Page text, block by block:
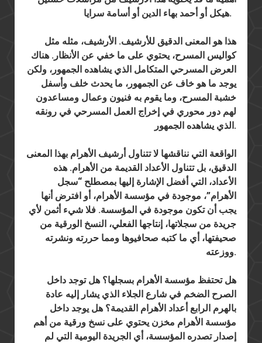
هيكل أو أحمد بهاء الدين أو أسامة سرايا.
هذا هو المعنى الدقيق للأرشيف. الأرشيف، مثله مثل
كواليس المسرح، يحتوي على ما خفي عن الأنظار. هناك
العرض المسرحي المتكامل الذي يشاهده الجمهور، ولكن
يوجد ما هو خاف عن الجمهور، ما يحدث خلف وأسفل
خشبة المسرح، وما يقوم به فنيون وعمال ومساعدون
لهم دور محوري في إخراج العمل المسرحي في رونقه
الذي يشاهده الجمهور.
الواقعة التي نناقشها لا تتناول أرشيف الأهرام بهذا المعنى
الدقيق، بل تتناول الأعداد القديمة من الأهرام. هذه
الأعداد، التي أفضل الإشارة إليها بمصطلح “سجل
الأهرام”، موجودة في مؤسسة الأهرام، أو افترض أنها
يجب أن تكون موجودة في المؤسسة. فلا شيء أثمن لأي
جريدة من سجلاتها، إنتاجها الفعلي، النسخ الورقية من
صحيفتها، أي ما كتبه صحافيوها ومما حررته ونشرته
ووزعته.
هل تحتفظ مؤسسة الأهرام بسجلها؟ هل توجد داخل
الصرح الضخم في شارع الجلاء الذي يشار إليه عادة
بالهرم الرابع أعداد الأهرام القديمة؟ هل يوجد داخل
مؤسسة الأهرام مخزن يحتوي على نسخ ورقية من أهم
إصدار تصدره المؤسسة، أي الجريدة اليومية التي لم